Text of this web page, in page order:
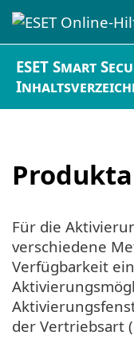
ESET Smart
Für die
verschiedene
Verfügbarkeit
der Vertriebsart